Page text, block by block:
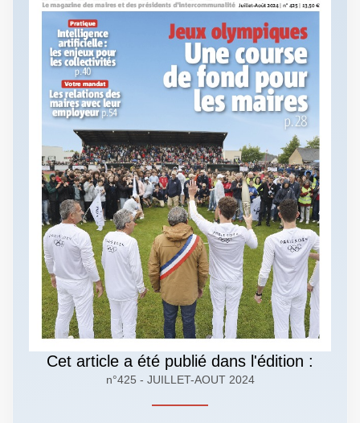
Cet article a été publié dans l'édition :
n°425 - JUILLET-AOUT 2024